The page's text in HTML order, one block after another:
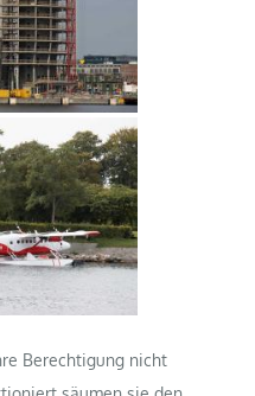
Berechtigung nicht